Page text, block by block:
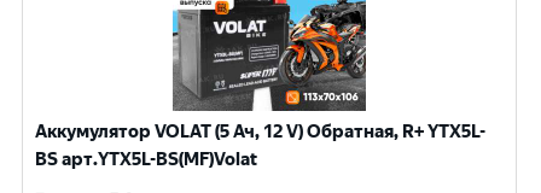
Аккумулятор VOLAT (5 Ач, 12 V) Обратная, R+ YTX5L-
BS арт.YTX5L-BS(MF)Volat